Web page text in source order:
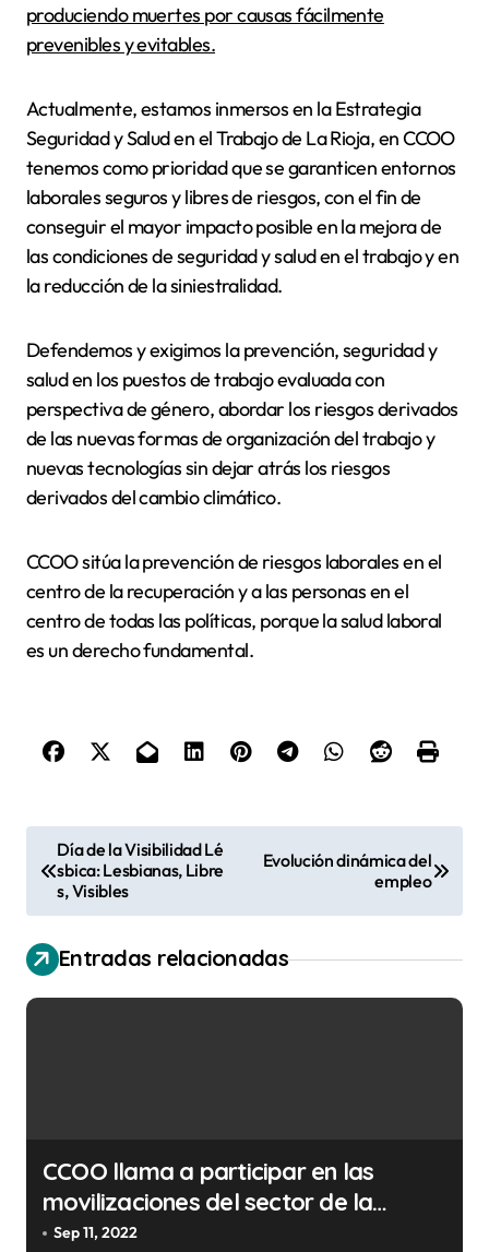
produciendo muertes por causas fácilmente
prevenibles y evitables.
Actualmente, estamos inmersos en la Estrategia
Seguridad y Salud en el Trabajo de La Rioja, en CCOO
tenemos como prioridad que se garanticen entornos
laborales seguros y libres de riesgos, con el fin de
conseguir el mayor impacto posible en la mejora de
las condiciones de seguridad y salud en el trabajo y en
la reducción de la siniestralidad.
Defendemos y exigimos la prevención, seguridad y
salud en los puestos de trabajo evaluada con
perspectiva de género, abordar los riesgos derivados
de las nuevas formas de organización del trabajo y
nuevas tecnologías sin dejar atrás los riesgos
derivados del cambio climático.
CCOO sitúa la prevención de riesgos laborales en el
centro de la recuperación y a las personas en el
centro de todas las políticas, porque la salud laboral
es un derecho fundamental.
a
v
e
g
Día de la Visibilidad Lé
sbica: Lesbianas, Libre
s, Visibles
Evolución dinámica del
empleo
Entradas relacionadas
CCOO llama a participar en las
movilizaciones del sector de la
discapacidad
Sep 11, 2022